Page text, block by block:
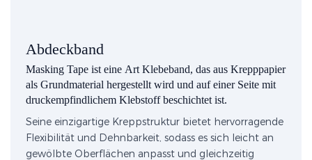
Abdeckband
Masking Tape ist eine Art Klebeband, das aus Krepppapier
als Grundmaterial hergestellt wird und auf einer Seite mit
druckempfindlichem Klebstoff beschichtet ist.
Seine einzigartige Kreppstruktur bietet hervorragende
Flexibilität und Dehnbarkeit, sodass es sich leicht an
gewölbte Oberflächen anpasst und gleichzeitig